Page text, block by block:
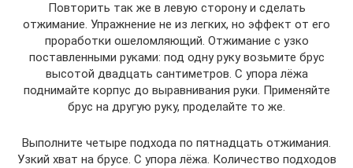
Повторить так же в левую сторону и сделать
отжимание. Упражнение не из легких, но эффект от его
проработки ошеломляющий. Отжимание с узко
поставленными руками: под одну руку возьмите брус
высотой двадцать сантиметров. С упора лёжа
поднимайте корпус до выравнивания руки. Применяйте
брус на другую руку, проделайте то же.
Выполните четыре подхода по пятнадцать отжимания.
Узкий хват на брусе. С упора лёжа. Количество подходов